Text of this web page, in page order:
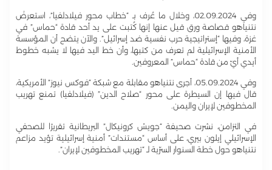
وفي 02.09.2024، وخلال ما عُرف بـ “خطاب محور فيلادلفيا”، استعرضَ
نتنياهو قصاصة ورق قيل عنها إنها كُتبت على يد أحد قادة “حماس” في
غزة، وفيها “إستراتيجية حرب نفسية ضد إسرائيل”. والآن يتضح أن المؤسسة
الأمنية الإسرائيلية لم تعرف من كتبها، وأن خط اليد فيها لا يشبه خطوط
أيدي أيّ من قادة “حماس” المعروفين.
وفي 05.09.2024، أجرى نتنياهو مقابلة مع شبكة “فوكس نيوز” الأمريكية،
قال فيها إن السيطرة على محور “صلاح الدين” (فيلادلفيا) تمنع تهريب
المخطوفين لإيران واليمن.
في التزامن، نشرت صحيفة “جويش كرونيكال” البريطانية تقريرًا للصحفي
الإسرائيلي إيلون بيري، على أساس “مستندات” أمنية إسرائيلية تؤيد مزاعم
نتنياهو حول خطة السنوار السرّية لـ “تهريب المخطوفين لإيران”.